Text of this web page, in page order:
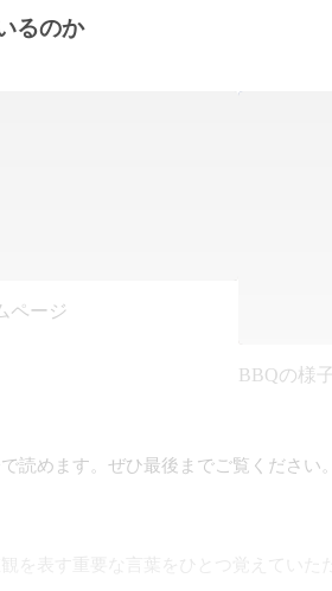
るのか
ページ
BBQの様子
読めます。ぜひ最後までご覧ください。